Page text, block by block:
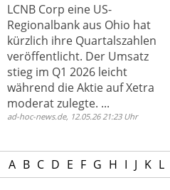
LCNB Corp eine US-
Regionalbank aus Ohio hat
kürzlich ihre Quartalszahlen
veröffentlicht. Der Umsatz
stieg im Q1 2026 leicht
während die Aktie auf Xetra
moderat zulegte. ...
ad-hoc-news.de, 12.05.26 21:23 Uhr
A B C D E F G H I J K L